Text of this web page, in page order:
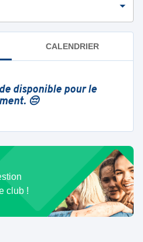
CALENDRIER
disponible pour le
😔
club !